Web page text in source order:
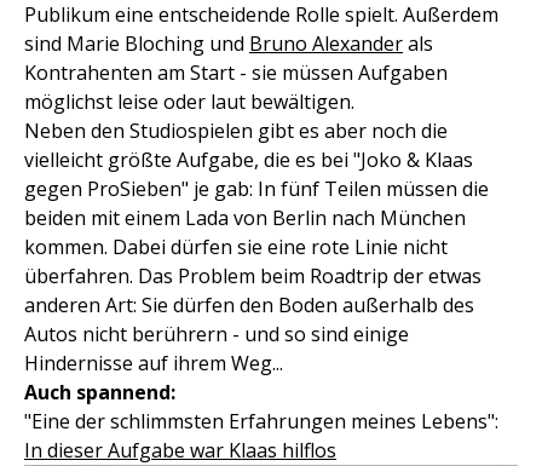
Publikum eine entscheidende Rolle spielt. Außerdem
sind Marie Bloching und Bruno Alexanderals
Kontrahenten am Start - sie müssen Aufgaben
möglichst leise oder laut bewältigen.
Neben den Studiospielen gibt es aber noch die
vielleicht größte Aufgabe, die es bei "Joko & Klaas
gegen ProSieben" je gab: In fünf Teilen müssen die
beiden mit einem Lada von Berlin nach München
kommen. Dabei dürfen sie eine rote Linie nicht
überfahren. Das Problem beim Roadtrip der etwas
anderen Art: Sie dürfen den Boden außerhalb des
Autos nicht berührern - und so sind einige
Hindernisse auf ihrem Weg...
Auch spannend:
"Eine der schlimmsten Erfahrungen meines Lebens":
In dieser Aufgabe war Klaas hilflos